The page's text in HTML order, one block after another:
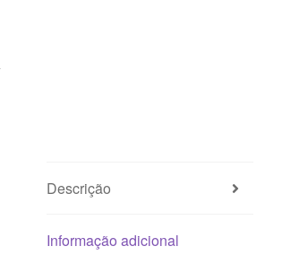
Descrição
Informação adicional